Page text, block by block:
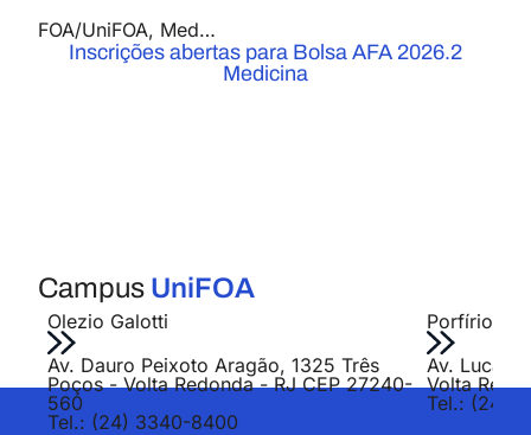
FOA/UniFOA, Medicina
Inscrições abertas para Bolsa AFA 2026.2
Medicina
Campus UniFOA
Olezio Galotti
Av. Dauro Peixoto Aragão, 1325 Três
Poços - Volta Redonda - RJ CEP 27240-
560
Tel.: (24) 3340-8400
Porfírio
Av. Lucas
Volta
Tel.: (24)